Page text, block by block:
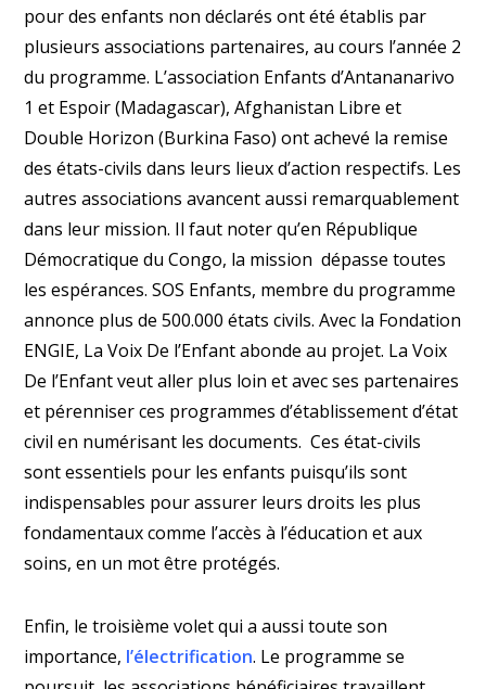
pour des enfants non déclarés ont été établis par
plusieurs associations partenaires, au cours l’année 2
du programme. L’association Enfants d’Antananarivo
1 et Espoir (Madagascar), Afghanistan Libre et
Double Horizon (Burkina Faso) ont achevé la remise
des états-civils dans leurs lieux d’action respectifs. Les
autres associations avancent aussi remarquablement
dans leur mission. Il faut noter qu’en République
Démocratique du Congo, la mission dépasse toutes
les espérances. SOS Enfants, membre du programme
annonce plus de 500.000 états civils. Avec la Fondation
ENGIE, La Voix De l’Enfant abonde au projet. La Voix
De l’Enfant veut aller plus loin et avec ses partenaires
et pérenniser ces programmes d’établissement d’état
civil en numérisant les documents. Ces état-civils
sont essentiels pour les enfants puisqu’ils sont
indispensables pour assurer leurs droits les plus
fondamentaux comme l’accès à l’éducation et aux
soins, en un mot être protégés.
Enfin, le troisième volet qui a aussi toute son
importance, l’électrification. Le programme se